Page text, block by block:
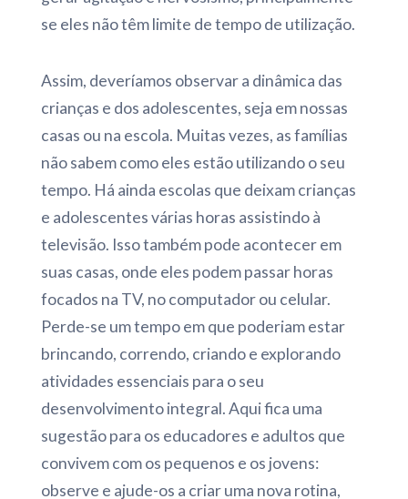
se eles não têm limite de tempo de utilização.
Assim, deveríamos observar a dinâmica das
crianças e dos adolescentes, seja em nossas
casas ou na escola. Muitas vezes, as famílias
não sabem como eles estão utilizando o seu
tempo. Há ainda escolas que deixam crianças
e adolescentes várias horas assistindo à
televisão. Isso também pode acontecer em
suas casas, onde eles podem passar horas
focados na TV, no computador ou celular.
Perde-se um tempo em que poderiam estar
brincando, correndo, criando e explorando
atividades essenciais para o seu
desenvolvimento integral. Aqui fica uma
sugestão para os educadores e adultos que
convivem com os pequenos e os jovens:
observe e ajude-os a criar uma nova rotina,